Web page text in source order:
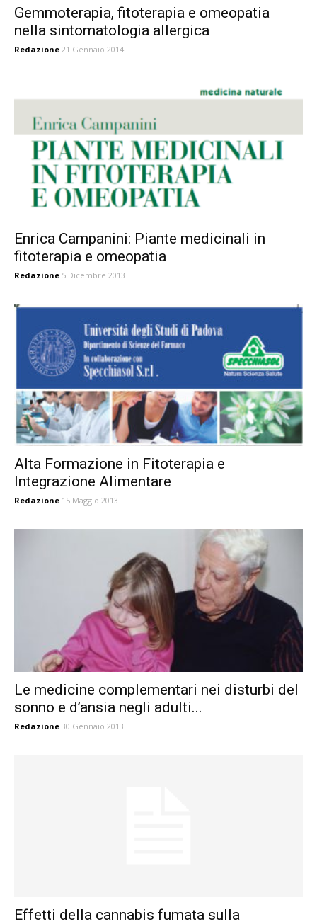
Gemmoterapia, fitoterapia e omeopatia
nella sintomatologia allergica
Redazione 21 Gennaio 2014
Enrica Campanini: Piante medicinali in
fitoterapia e omeopatia
Redazione 5 Dicembre 2013
Alta Formazione in Fitoterapia e
Integrazione Alimentare
Redazione 15 Maggio 2013
Le medicine complementari nei disturbi del
sonno e d’ansia negli adulti...
Redazione 30 Gennaio 2013
Effetti della cannabis fumata sulla